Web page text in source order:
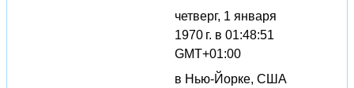
четверг, 1 января
1970 г. в 01:48:51
GMT+01:00
в Нью-Йорке, США